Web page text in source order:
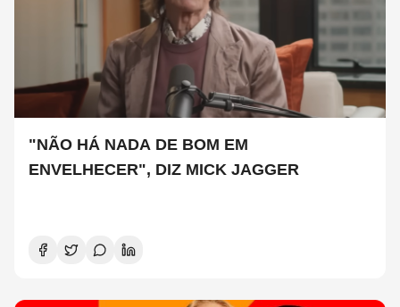
"NÃO HÁ NADA DE BOM EM
ENVELHECER", DIZ MICK JAGGER